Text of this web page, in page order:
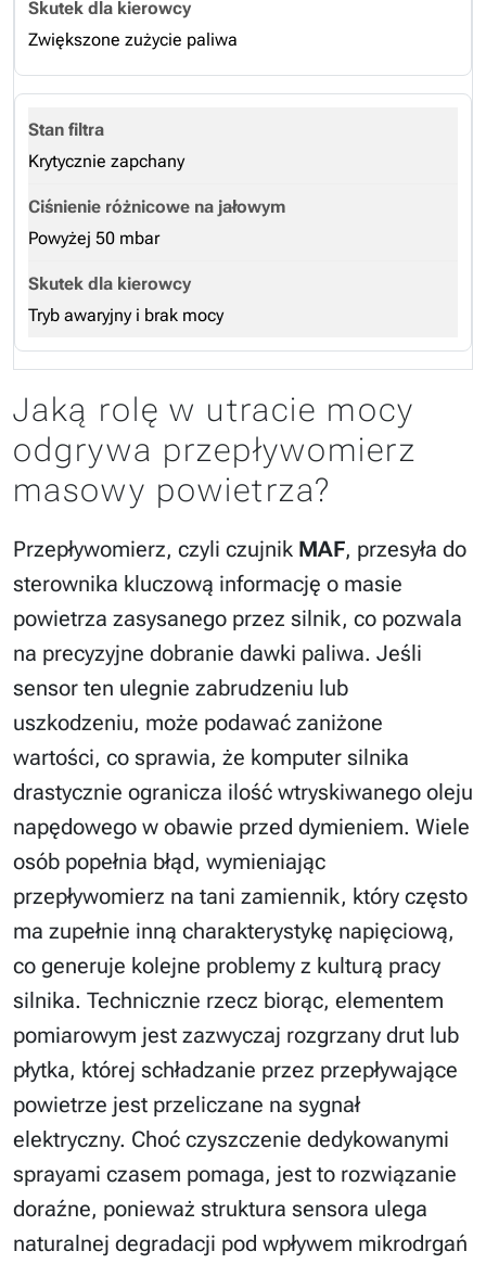
Zwiększone zużycie paliwa
Krytycznie zapchany
Powyżej 50 mbar
Tryb awaryjny i brak mocy
Jaką rolę w utracie mocy
odgrywa przepływomierz
masowy powietrza?
Przepływomierz, czyli czujnik MAF, przesyła do
sterownika kluczową informację o masie
powietrza zasysanego przez silnik, co pozwala
na precyzyjne dobranie dawki paliwa. Jeśli
sensor ten ulegnie zabrudzeniu lub
uszkodzeniu, może podawać zaniżone
wartości, co sprawia, że komputer silnika
drastycznie ogranicza ilość wtryskiwanego oleju
napędowego w obawie przed dymieniem. Wiele
osób popełnia błąd, wymieniając
przepływomierz na tani zamiennik, który często
ma zupełnie inną charakterystykę napięciową,
co generuje kolejne problemy z kulturą pracy
silnika. Technicznie rzecz biorąc, elementem
pomiarowym jest zazwyczaj rozgrzany drut lub
płytka, której schładzanie przez przepływające
powietrze jest przeliczane na sygnał
elektryczny. Choć czyszczenie dedykowanymi
sprayami czasem pomaga, jest to rozwiązanie
doraźne, ponieważ struktura sensora ulega
naturalnej degradacji pod wpływem mikrodrgań